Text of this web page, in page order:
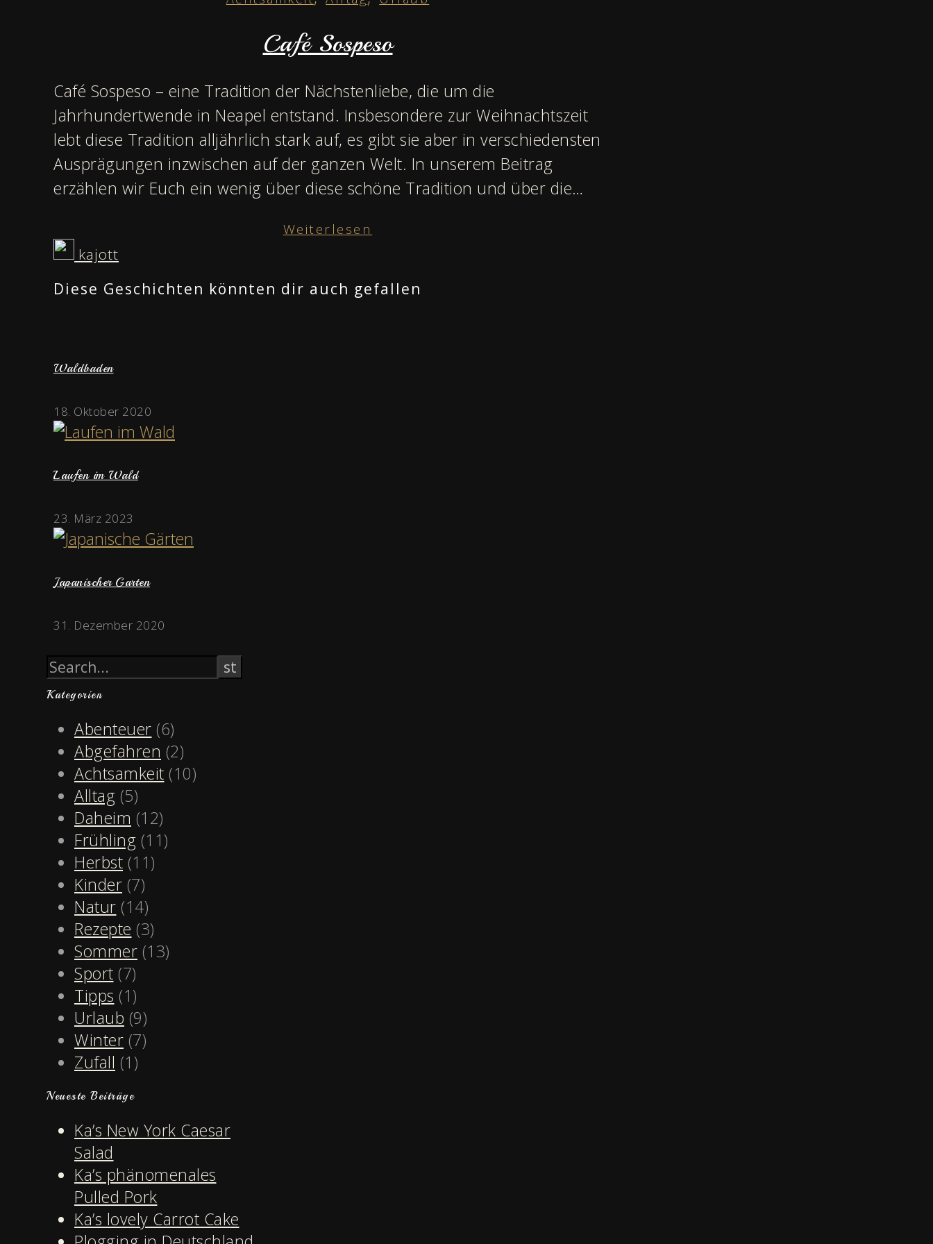
Café Sospeso
Café Sospeso – eine Tradition der Nächstenliebe, die um die
Jahrhundertwende in Neapel entstand. Insbesondere zur Weihnachtszeit
lebt diese Tradition alljährlich stark auf, es gibt sie aber in verschiedensten
Ausprägungen inzwischen auf der ganzen Welt. In unserem Beitrag
erzählen wir Euch ein wenig über diese schöne Tradition und über die…
Weiterlesen
kajott
Diese Geschichten könnten dir auch gefallen
Waldbaden
18. Oktober 2020
Laufen im Wald
23. März 2023
Japanischer Garten
31. Dezember 2020
Kategorien
Abenteuer (6)
Abgefahren (2)
Achtsamkeit (10)
Alltag (5)
Daheim (12)
Frühling (11)
Herbst (11)
Kinder (7)
Natur (14)
Rezepte (3)
Sommer (13)
Sport (7)
Tipps (1)
Urlaub (9)
Winter (7)
Zufall (1)
Neueste Beiträge
Ka’s New York Caesar
Salad
Ka’s phänomenales
Pulled Pork
Ka’s lovely Carrot Cake